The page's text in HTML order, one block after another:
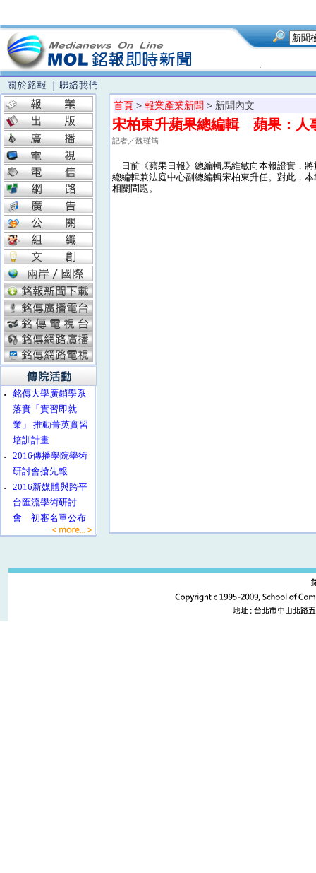
‧
銘傳大學廣銷學系
落實「實習即就
業」 推動菁英實習
培訓計畫
‧
2016傳播學院學術
研討會搶先報
‧
2016新媒體與跨平
台匯流學術研討
會 初審名單公布
首頁 > 報業產業新聞 > 新聞內文
宋柏東升蘋果總編輯 蘋果：人
記者／魏瑾筠
日前《蘋果日報》總編輯馬維敏向本報證實，
總編輯兼法庭中心副總編輯宋柏東升任。對此，
相關問題。